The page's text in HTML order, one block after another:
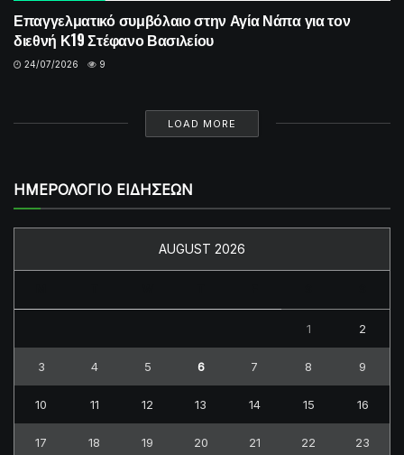
Επαγγελματικό συμβόλαιο στην Αγία Νάπα για τον
διεθνή Κ19 Στέφανο Βασιλείου
24/07/2026 9
LOAD MORE
ΗΜΕΡΟΛΟΓΙΟ ΕΙΔΗΣΕΩΝ
AUGUST 2026
1 2
3 4 5 6 7 8 9
10 11 12 13 14 15 16
17 18 19 20 21 22 23